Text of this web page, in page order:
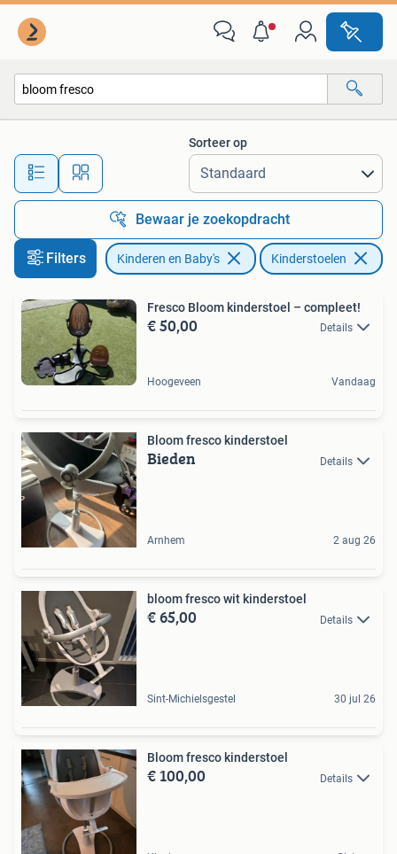
Alle afstanden…
Sorteer op
Bewaar je zoekopdracht
Filters Kinderen en Baby's Kinderstoelen
Fresco Bloom kinderstoel – compleet!
€ 50,00 Details
Hoogeveen Vandaag
Bloom fresco kinderstoel
Bieden Details
Arnhem 2 aug 26
bloom fresco wit kinderstoel
€ 65,00 Details
Sint-Michielsgestel 30 jul 26
Bloom fresco kinderstoel
€ 100,00 Details